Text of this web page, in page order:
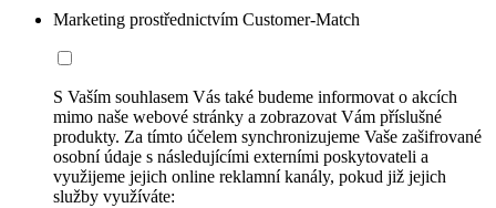
Marketing prostřednictvím Customer-Match
S Vaším souhlasem Vás také budeme informovat o akcích
mimo naše webové stránky a zobrazovat Vám příslušné
produkty. Za tímto účelem synchronizujeme Vaše zašifrované
osobní údaje s následujícími externími poskytovateli a
využijeme jejich online reklamní kanály, pokud již jejich
služby využíváte: